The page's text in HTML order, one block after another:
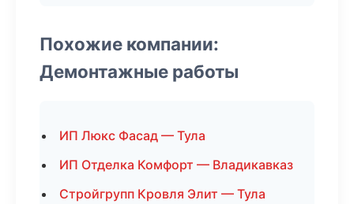
Похожие компании:
Демонтажные работы
ИП Люкс Фасад — Тула
ИП Отделка Комфорт — Владикавказ
Стройгрупп Кровля Элит — Тула